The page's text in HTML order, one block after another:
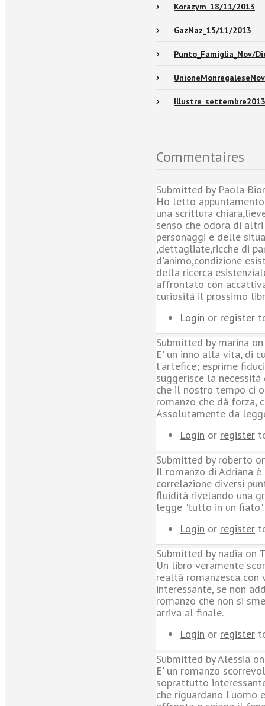
Korazym_18/11/2013
GazNaz_15/11/2013
Punto_Famiglia_Nov/
Illustre_settembre2013
Commentaires
Submitted by Paola
Ho letto
una scrittura
senso che odora di
personaggi e delle
,dettagliate,ricche di
d'animo,condizione
della ricerca
affrontato con
curiosità il prossimo
Login or register
Submitted by marina
E' un inno alla vita, di
l'artefice; esprime
suggerisce la
che il nostro tempo ci
romanzo che dà forza,
Assolutamente da
Login or register
Submitted by roberto
Il romanzo di Adriana
correlazione diversi
fluidità rivelando una
legge "tutto in un fiato".
Login or register
Submitted by nadia on
Un libro veramente
realtà romanzesca con
interessante, se non
romanzo che non si
arriva al finale.
Login or register
Submitted by Alessia
E' un romanzo
soprattutto
che riguardano l'uomo